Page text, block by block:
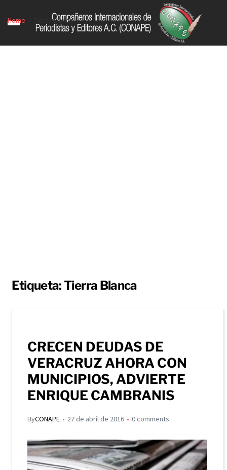
Home Tierra Blanca
Etiqueta:Tierra Blanca
CRECEN DEUDAS DE
VERACRUZ AHORA CON
MUNICIPIOS, ADVIERTE
ENRIQUE CAMBRANIS
ByCONAPE 27 de abril de 2016 0 comments